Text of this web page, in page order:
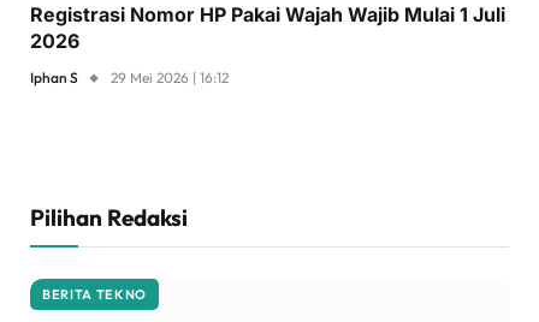
Registrasi Nomor HP Pakai Wajah Wajib Mulai 1 Juli
2026
Iphan S 29 Mei 2026 | 16:12
Pilihan Redaksi
BERITA TEKNO